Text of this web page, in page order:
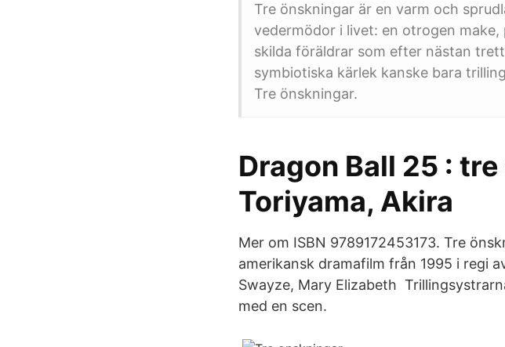
Tre önskningar är en varm och
vedermödor i livet: en otrogen
skilda föräldrar som efter nästan
symbiotiska kärlek kanske bara
Tre önskningar.
Dragon Ball 25 :
Toriyama, Akira
Mer om ISBN 9789172453173. Tre
amerikansk dramafilm från 1995 i regi
Swayze, Mary Elizabeth
med en scen.